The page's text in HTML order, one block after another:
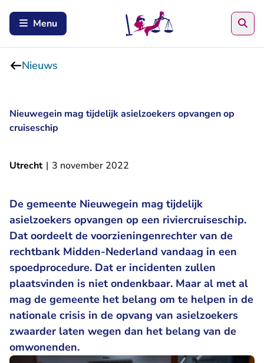
Menu
Nieuws
Nieuwegein mag tijdelijk asielzoekers opvangen op
cruiseschip
Utrecht | 3 november 2022
De gemeente Nieuwegein mag tijdelijk
asielzoekers opvangen op een riviercruiseschip.
Dat oordeelt de voorzieningenrechter van de
rechtbank Midden-Nederland vandaag in een
spoedprocedure. Dat er incidenten zullen
plaatsvinden is niet ondenkbaar. Maar al met al
mag de gemeente het belang om te helpen in de
nationale crisis in de opvang van asielzoekers
zwaarder laten wegen dan het belang van de
omwonenden.